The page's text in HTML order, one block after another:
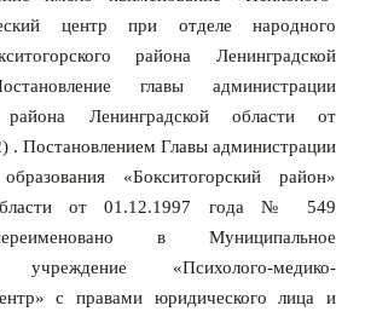
центр при отделе народного
района Ленинградской
главы администрации
района Ленинградской области от
. Постановлением Главы администрации
«Бокситогорский район»
области от 01.12.1997 года № 549
в Муниципальное
учреждение «Психолого-медико-
с правами юридического лица и